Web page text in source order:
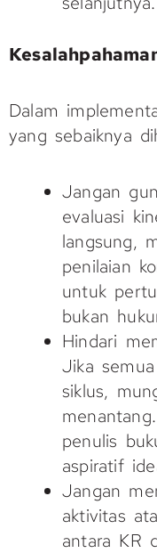
Dalam
yang sebaiknya
Jangan
evaluasi
langsung,
penilaian
untuk
bukan
Hindari
Jika
siklus,
penulis
aspiratif
Jangan
aktivitas
antara KR